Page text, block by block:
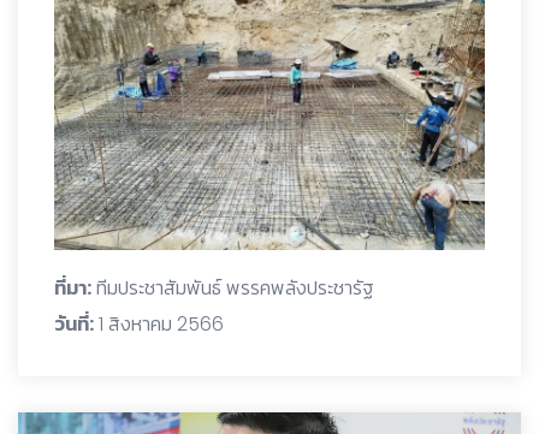
ที่มา:ทีมประชาสัมพันธ์ พรรคพลังประชารัฐ
วันที่:1 สิงหาคม 2566